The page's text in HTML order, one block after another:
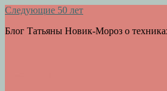
Следующие 50 лет
Блог Татьяны Новик-Мороз о